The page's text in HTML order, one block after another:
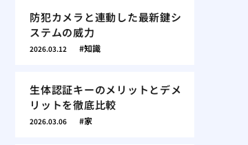
防犯カメラと連動した最新鍵シ
ステムの威力
2026.03.12 知識
生体認証キーのメリットとデメ
リットを徹底比較
2026.03.06 家